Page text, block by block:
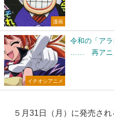
漫画
イチオシアニメ
令和の「アラ
…… 再アニ
５月31日（月）に発売され